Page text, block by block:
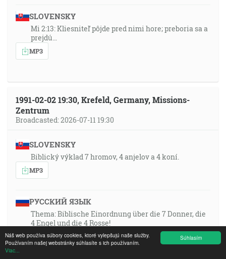
Súhlasím
Náš web používa súbory cookies, ktoré vylepšujú naše služby.
Používaním našej webstránky súhlasíte s ich používaním.
Viac...
SLOVENSKY
Mi 2:13: Kliesniteľ pôjde pred nimi hore; preboria sa a
prejdú…
MP3
1991-02-02 19:30, Krefeld, Germany, Missions-
Zentrum
Broadcasted: 2026-07-11 19:30
SLOVENSKY
Biblický výklad 7 hromov, 4 anjelov a 4 koní.
MP3
РУССКИЙ ЯЗЫК
Thema: Biblische Einordnung über die 7 Donner, die
4 Engel und die 4 Rosse!
MP3